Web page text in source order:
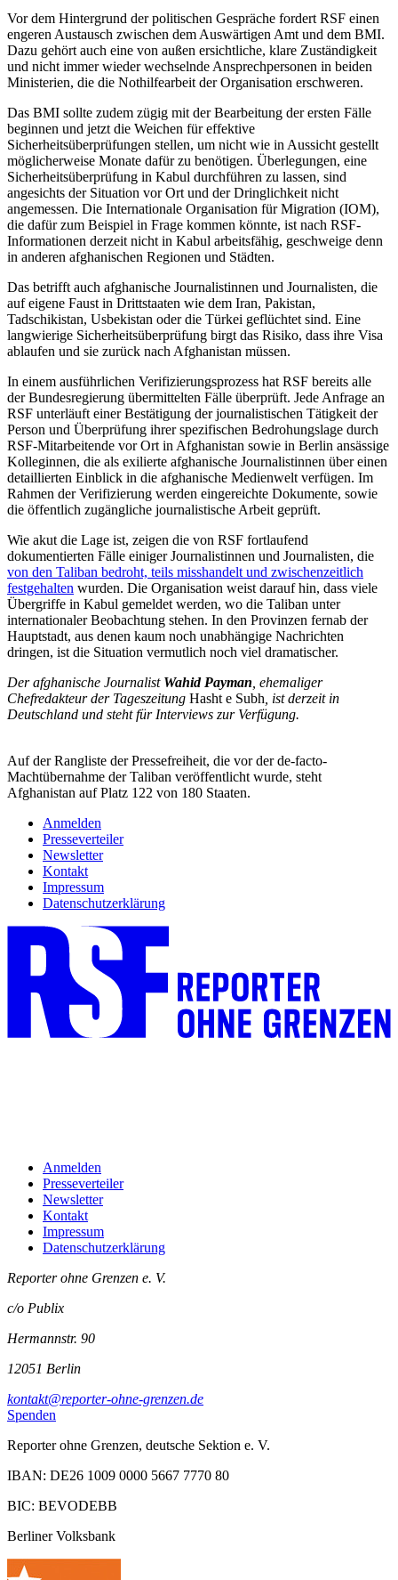
Vor dem Hintergrund der politischen Gespräche fordert RSF einen
engeren Austausch zwischen dem Auswärtigen Amt und dem BMI.
Dazu gehört auch eine von außen ersichtliche, klare Zuständigkeit
und nicht immer wieder wechselnde Ansprechpersonen in beiden
Ministerien, die die Nothilfearbeit der Organisation erschweren.
Das BMI sollte zudem zügig mit der Bearbeitung der ersten Fälle
beginnen und jetzt die Weichen für effektive
Sicherheitsüberprüfungen stellen, um nicht wie in Aussicht gestellt
möglicherweise Monate dafür zu benötigen. Überlegungen, eine
Sicherheitsüberprüfung in Kabul durchführen zu lassen, sind
angesichts der Situation vor Ort und der Dringlichkeit nicht
angemessen. Die Internationale Organisation für Migration (IOM),
die dafür zum Beispiel in Frage kommen könnte, ist nach RSF-
Informationen derzeit nicht in Kabul arbeitsfähig, geschweige denn
in anderen afghanischen Regionen und Städten.
Das betrifft auch afghanische Journalistinnen und Journalisten, die
auf eigene Faust in Drittstaaten wie dem Iran, Pakistan,
Tadschikistan, Usbekistan oder die Türkei geflüchtet sind. Eine
langwierige Sicherheitsüberprüfung birgt das Risiko, dass ihre Visa
ablaufen und sie zurück nach Afghanistan müssen.
In einem ausführlichen Verifizierungsprozess hat RSF bereits alle
der Bundesregierung übermittelten Fälle überprüft. Jede Anfrage an
RSF unterläuft einer Bestätigung der journalistischen Tätigkeit der
Person und Überprüfung ihrer spezifischen Bedrohungslage durch
RSF-Mitarbeitende vor Ort in Afghanistan sowie in Berlin ansässige
Kolleginnen, die als exilierte afghanische Journalistinnen über einen
detaillierten Einblick in die afghanische Medienwelt verfügen. Im
Rahmen der Verifizierung werden eingereichte Dokumente, sowie
die öffentlich zugängliche journalistische Arbeit geprüft.
Wie akut die Lage ist, zeigen die von RSF fortlaufend
dokumentierten Fälle einiger Journalistinnen und Journalisten, die
von den Taliban bedroht, teils misshandelt und zwischenzeitlich
festgehalten wurden. Die Organisation weist darauf hin, dass viele
Übergriffe in Kabul gemeldet werden, wo die Taliban unter
internationaler Beobachtung stehen. In den Provinzen fernab der
Hauptstadt, aus denen kaum noch unabhängige Nachrichten
dringen, ist die Situation vermutlich noch viel dramatischer.
Der afghanische Journalist Wahid Payman, ehemaliger
Chefredakteur der Tageszeitung Hasht e Subh, ist derzeit in
Deutschland und steht für Interviews zur Verfügung.
Auf der Rangliste der Pressefreiheit, die vor der de-facto-
Machtübernahme der Taliban veröffentlicht wurde, steht
Afghanistan auf Platz 122 von 180 Staaten.
Anmelden
Presseverteiler
Newsletter
Kontakt
Impressum
Datenschutzerklärung
Anmelden
Presseverteiler
Newsletter
Kontakt
Impressum
Datenschutzerklärung
Reporter ohne Grenzen e. V.
c/o Publix
Hermannstr. 90
12051 Berlin
kontakt@reporter-ohne-grenzen.de
Spenden
Reporter ohne Grenzen, deutsche Sektion e. V.
IBAN: DE26 1009 0000 5667 7770 80
BIC: BEVODEBB
Berliner Volksbank